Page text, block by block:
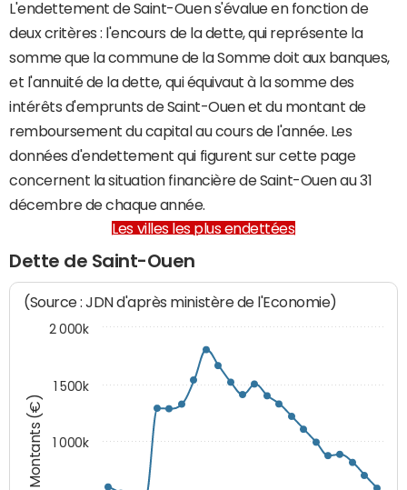
L'endettement de Saint-Ouen s'évalue en fonction de
deux critères : l'encours de la dette, qui représente la
somme que la commune de la Somme doit aux banques,
et l'annuité de la dette, qui équivaut à la somme des
intérêts d'emprunts de Saint-Ouen et du montant de
remboursement du capital au cours de l'année. Les
données d'endettement qui figurent sur cette page
concernent la situation financière de Saint-Ouen au 31
décembre de chaque année.
Les villes les plus endettées
Dette de Saint-Ouen
Montants (€)
(Source : JDN d'après ministère de l'Economie)
1 000k
1 500k
2 000k